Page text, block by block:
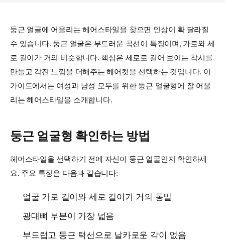
둥근 얼굴에 어울리는 헤어스타일을 찾으면 인상이 확 달라질
수 있습니다. 둥근 얼굴은 부드러운 곡선이 특징이며, 가로와 세
로 길이가 거의 비슷합니다. 핵심은 세로로 길어 보이는 착시를
만들고 각진 느낌을 더해주는 헤어컷을 선택하는 것입니다. 이
가이드에서는 여성과 남성 모두를 위한 둥근 얼굴형에 잘 어울
리는 헤어스타일을 소개합니다.
둥근 얼굴형 확인하는 방법
헤어스타일을 선택하기 전에 자신이 둥근 얼굴인지 확인하세
요. 주요 특징은 다음과 같습니다:
얼굴 가로 길이와 세로 길이가 거의 동일
광대뼈 부분이 가장 넓음
부드럽고 둥근 턱선으로 날카로운 각이 없음